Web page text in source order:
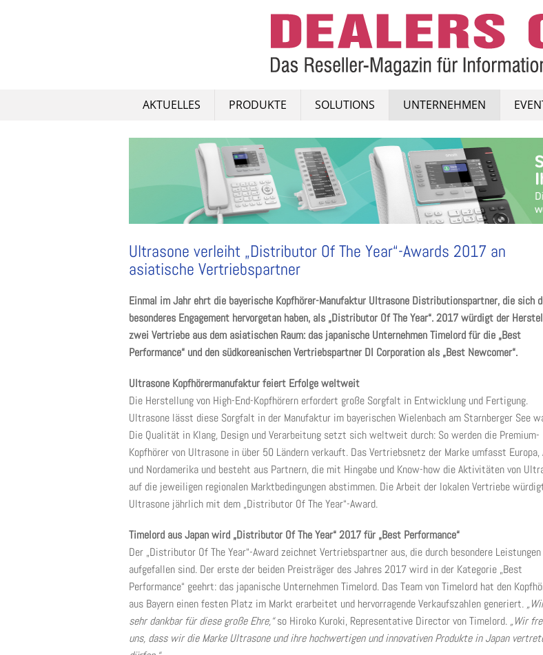
AKTUELLES PRODUKTE SOLUTIONS UNTERNEHMEN
Ultrasone verleiht „Distributor Of The Year“-Awards 2017 an
asiatische Vertriebspartner
Einmal im Jahr ehrt die bayerische Kopfhörer-Manufaktur Ultrasone Distributionspartner, die sich
besonderes Engagement hervorgetan haben, als „Distributor Of The Year“. 2017 würdigt der
zwei Vertriebe aus dem asiatischen Raum: das japanische Unternehmen Timelord für die „Best
Performance“ und den südkoreanischen Vertriebspartner DI Corporation als „Best Newcomer“.
Ultrasone Kopfhörermanufaktur feiert Erfolge weltweit
Die Herstellung von High-End-Kopfhörern erfordert große Sorgfalt in Entwicklung und Fertigung.
Ultrasone lässt diese Sorgfalt in der Manufaktur im bayerischen Wielenbach am Starnberger See
Die Qualität in Klang, Design und Verarbeitung setzt sich weltweit durch: So werden die Premium-
Kopfhörer von Ultrasone in über 50 Ländern verkauft. Das Vertriebsnetz der Marke umfasst Europa,
und Nordamerika und besteht aus Partnern, die mit Hingabe und Know-how die Aktivitäten von
auf die jeweiligen regionalen Marktbedingungen abstimmen. Die Arbeit der lokalen Vertriebe
Ultrasone jährlich mit dem „Distributor Of The Year“-Award.
Timelord aus Japan wird „Distributor Of The Year“ 2017 für „Best Performance“
Der „Distributor Of The Year“-Award zeichnet Vertriebspartner aus, die durch besondere Leistungen
aufgefallen sind. Der erste der beiden Preisträger des Jahres 2017 wird in der Kategorie „Best
Performance“ geehrt: das japanische Unternehmen Timelord. Das Team von Timelord hat den
aus Bayern einen festen Platz im Markt erarbeitet und hervorragende Verkaufszahlen generiert.
sehr dankbar für diese große Ehre,“so Hiroko Kuroki, Representative Director von Timelord. „Wir
uns, dass wir die Marke Ultrasone und ihre hochwertigen und innovativen Produkte in Japan